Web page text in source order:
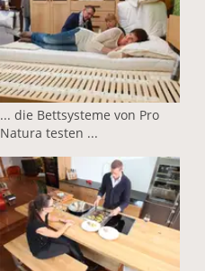
... die Bettsysteme von Pro
Natura testen ...